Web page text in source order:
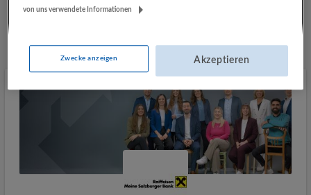
von uns verwendete Informationen
Zwecke anzeigen Akzeptieren